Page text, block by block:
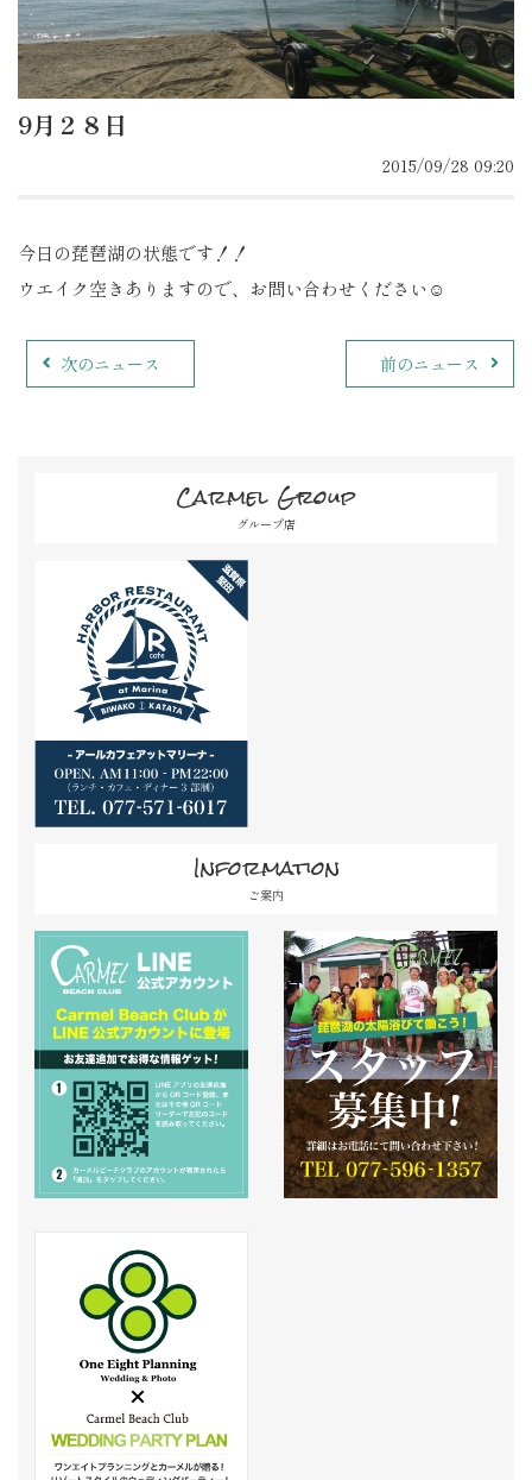
9月２８日
2015/09/28 09:20
今日の琵琶湖の状態です！！
ウエイク空きありますので、お問い合わせください☺
次のニュース 前のニュース
Carmel Group
グループ店
Information
ご案内